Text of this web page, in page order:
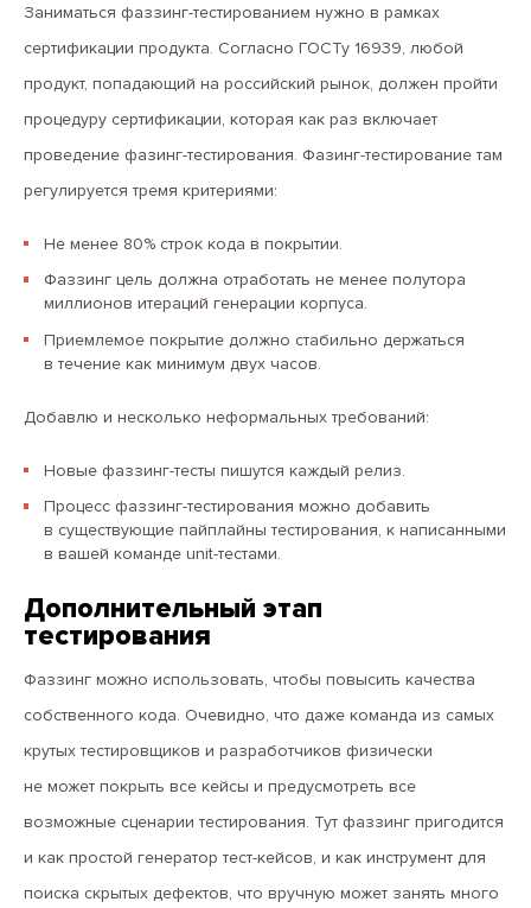
Заниматься фаззинг-тестированием нужно в рамках
сертификации продукта. Согласно ГОСТу 16939, любой
продукт, попадающий на российский рынок, должен пройти
процедуру сертификации, которая как раз включает
проведение фазинг-тестирования. Фазинг-тестирование там
регулируется тремя критериями:
Не менее 80% строк кода в покрытии.
Фаззинг цель должна отработать не менее полутора
миллионов итераций генерации корпуса.
Приемлемое покрытие должно стабильно держаться
в течение как минимум двух часов.
Добавлю и несколько неформальных требований:
Новые фаззинг-тесты пишутся каждый релиз.
Процесс фаззинг-тестирования можно добавить
в существующие пайплайны тестирования, к написанными
в вашей команде unit-тестами.
Дополнительный этап
тестирования
Фаззинг можно использовать, чтобы повысить качества
собственного кода. Очевидно, что даже команда из самых
крутых тестировщиков и разработчиков физически
не может покрыть все кейсы и предусмотреть все
возможные сценарии тестирования. Тут фаззинг пригодится
и как простой генератор тест-кейсов, и как инструмент для
поиска скрытых дефектов, что вручную может занять много